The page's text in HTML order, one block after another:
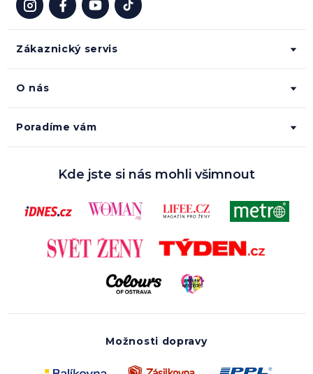
Zákaznický servis
O nás
Poradíme vám
Kde jste si nás mohli všimnout
Možnosti dopravy